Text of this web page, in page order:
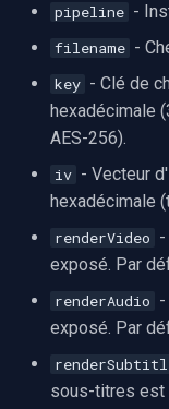
pipeline -
filename -
key - Clé de
hexadécimale
AES-256).
iv - Vecteur
hexadécimale
renderVideo
exposé. Par
renderAudio
exposé. Par
sous-titres est